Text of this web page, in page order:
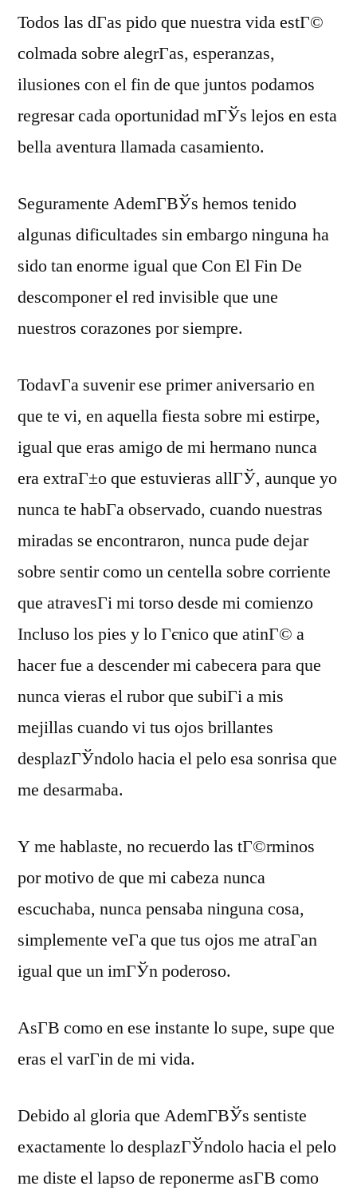
Todos las dГ­as pido que nuestra vida estГ©
colmada sobre alegrГ­as, esperanzas,
ilusiones con el fin de que juntos podamos
regresar cada oportunidad mГЎs lejos en esta
bella aventura llamada casamiento.
Seguramente AdemГ­ВЎs hemos tenido
algunas dificultades sin embargo ninguna ha
sido tan enorme igual que Con El Fin De
descomponer el red invisible que une
nuestros corazones por siempre.
TodavГ­a suvenir ese primer aniversario en
que te vi, en aquella fiesta sobre mi estirpe,
igual que eras amigo de mi hermano nunca
era extraГ±o que estuvieras allГЎ, aunque yo
nunca te habГ­a observado, cuando nuestras
miradas se encontraron, nunca pude dejar
sobre sentir como un centella sobre corriente
que atravesГі mi torso desde mi comienzo
Incluso los pies y lo Гєnico que atinГ© a
hacer fue a descender mi cabecera para que
nunca vieras el rubor que subiГі a mis
mejillas cuando vi tus ojos brillantes
desplazГЎndolo hacia el pelo esa sonrisa que
me desarmaba.
Y me hablaste, no recuerdo las tГ©rminos
por motivo de que mi cabeza nunca
escuchaba, nunca pensaba ninguna cosa,
simplemente veГ­a que tus ojos me atraГ­an
igual que un imГЎn poderoso.
AsГ­В­ como en ese instante lo supe, supe que
eras el varГіn de mi vida.
Debido al gloria que AdemГ­ВЎs sentiste
exactamente lo desplazГЎndolo hacia el pelo
me diste el lapso de reponerme asГ­В­ como